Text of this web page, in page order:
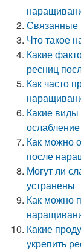
Связанные
Что такое
Какие
ресниц
Как часто
Какие
Как можно
после
Могут ли
устранены
Как можно
Какие
укрепить